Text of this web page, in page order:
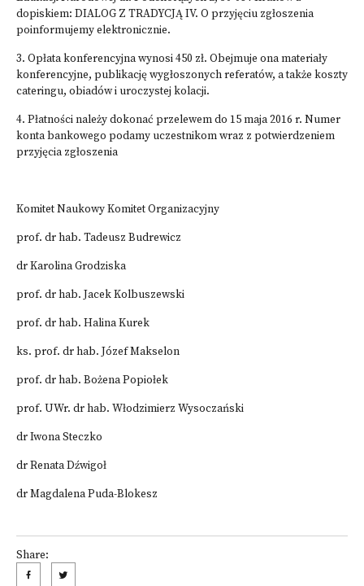
dopiskiem: DIALOG Z TRADYCJĄ IV. O przyjęciu zgłoszenia
poinformujemy elektronicznie.
3. Opłata konferencyjna wynosi 450 zł. Obejmuje ona materiały
konferencyjne, publikację wygłoszonych referatów, a także koszty
cateringu, obiadów i uroczystej kolacji.
4. Płatności należy dokonać przelewem do 15 maja 2016 r. Numer
konta bankowego podamy uczestnikom wraz z potwierdzeniem
przyjęcia zgłoszenia
Komitet Naukowy Komitet Organizacyjny
prof. dr hab. Tadeusz Budrewicz
dr Karolina Grodziska
prof. dr hab. Jacek Kolbuszewski
prof. dr hab. Halina Kurek
ks. prof. dr hab. Józef Makselon
prof. dr hab. Bożena Popiołek
prof. UWr. dr hab. Włodzimierz Wysoczański
dr Iwona Steczko
dr Renata Dźwigoł
dr Magdalena Puda-Blokesz
Share: